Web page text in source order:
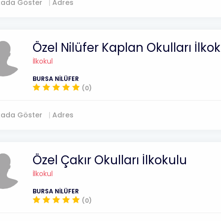
Göster Adres
Özel Nilüfer Kaplan Okulları
İlkokul
BURSA NİLÜFER
(0)
Göster Adres
Özel Çakır Okulları İlkokulu
İlkokul
BURSA NİLÜFER
(0)